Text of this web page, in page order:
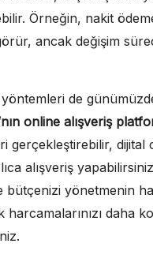
Örneğin, nakit
ancak değişim
de
online alışveriş
gerçekleştirebilir, dijital
alışveriş
bütçenizi yönetmenin
daha